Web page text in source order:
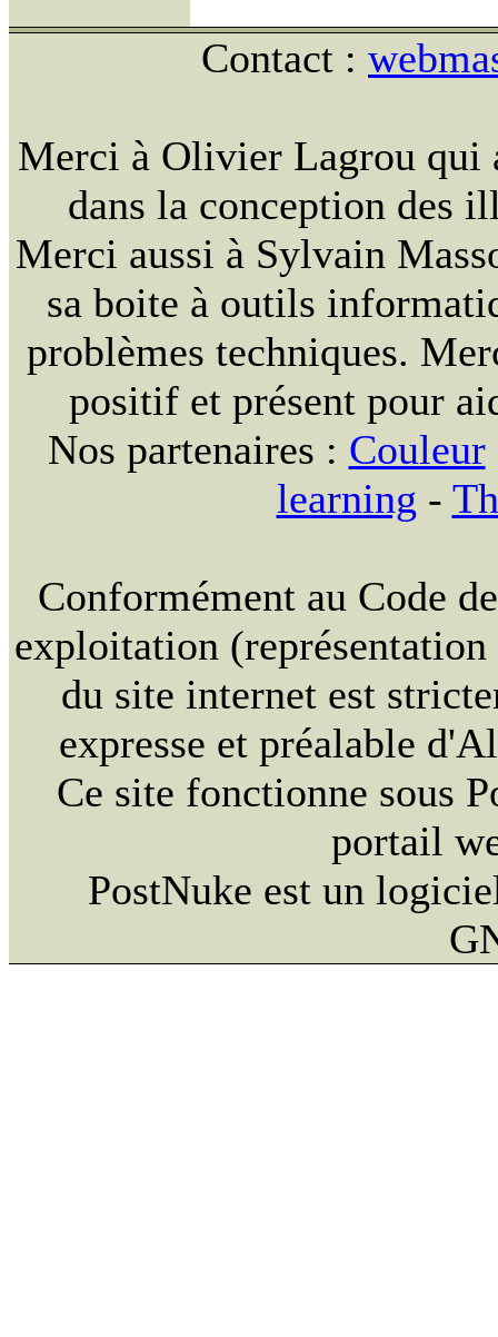
Contact :
Merci à Olivier Lagrou qui
dans la conception des
Merci aussi à Sylvain
sa boite à outils
problèmes techniques.
positif et présent pour
Nos partenaires : Couleur
learning -
Conformément au Code
exploitation
du site internet est
expresse et préalable
Ce site fonctionne sous
portail
PostNuke est un